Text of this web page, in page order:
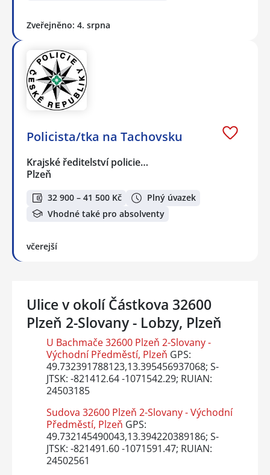
Zveřejněno: 4. srpna
Policista/tka na Tachovsku
Krajské ředitelství policie…
Plzeň
32 900 – 41 500 Kč
Plný úvazek
Vhodné také pro absolventy
včerejší
Ulice v okolí Částkova 32600
Plzeň 2-Slovany - Lobzy, Plzeň
U Bachmače 32600 Plzeň 2-Slovany -
Východní Předměstí, Plzeň GPS:
49.732391788123,13.395456937068; S-
JTSK: -821412.64 -1071542.29; RUIAN:
24503185
Sudova 32600 Plzeň 2-Slovany - Východní
Předměstí, Plzeň GPS:
49.732145490043,13.394220389186; S-
JTSK: -821491.60 -1071591.47; RUIAN:
24502561